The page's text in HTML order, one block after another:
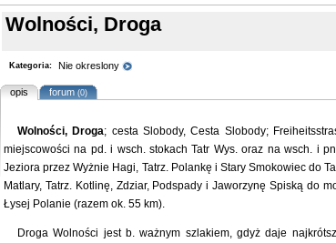
Wolności, Droga
Kategoria: Nie okreslony
opis forum(0)
Wolności, Droga; cesta Slobody, Cesta Slobody;
miejscowości na pd. i wsch. stokach Tatr Wys. oraz na wsch. i
Jeziora przez Wyżnie Hagi, Tatrz. Polankę i Stary Smokowiec do
Matlary, Tatrz. Kotlinę, Zdziar, Podspady i Jaworzynę Spiską do
Łysej Polanie (razem ok. 55 km).
Droga Wolności jest b. ważnym szlakiem, gdyż daje